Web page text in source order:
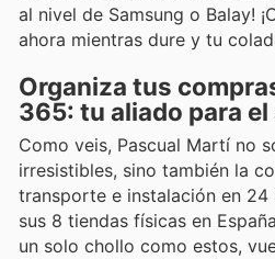
al nivel de Samsung o Balay!
ahora mientras dure y tu
Organiza tus
365: tu aliado para el
Como veis, Pascual Martí no
irresistibles, sino también la
transporte e instalación en 24
sus 8 tiendas físicas en
un solo chollo como estos,